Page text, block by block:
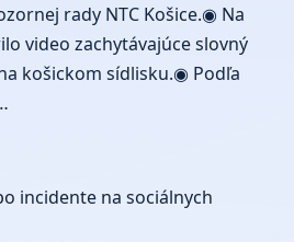
rady NTC Košice.◉ Na
video zachytávajúce slovný
košickom sídlisku.◉ Podľa
incidente na sociálnych